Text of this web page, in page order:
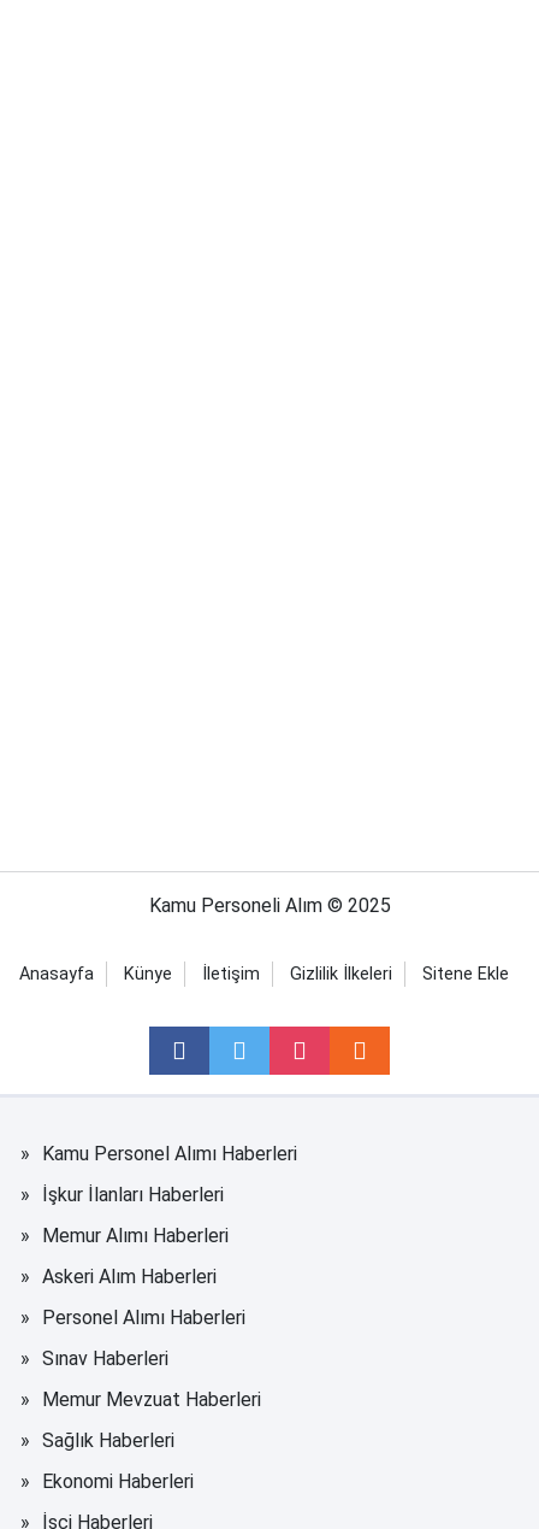
Kamu Personeli Alım © 2025
Anasayfa Künye İletişim Gizlilik İlkeleri Sitene Ekle
Kamu Personel Alımı Haberleri
İşkur İlanları Haberleri
Memur Alımı Haberleri
Askeri Alım Haberleri
Personel Alımı Haberleri
Sınav Haberleri
Memur Mevzuat Haberleri
Sağlık Haberleri
Ekonomi Haberleri
İşçi Haberleri